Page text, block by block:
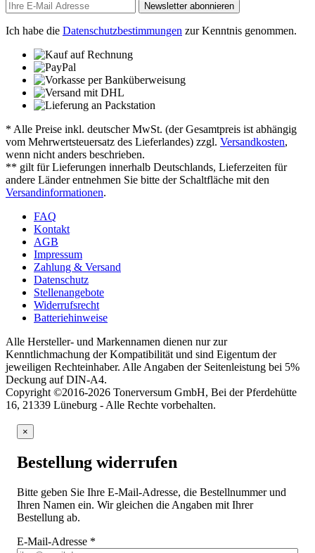
Newsletter abonnieren
Ich habe die Datenschutzbestimmungen zur Kenntnis genommen.
* Alle Preise inkl. deutscher MwSt. (der Gesamtpreis ist abhängig
vom Mehrwertsteuersatz des Lieferlandes) zzgl. Versandkosten,
wenn nicht anders beschrieben.
** gilt für Lieferungen innerhalb Deutschlands, Lieferzeiten für
andere Länder entnehmen Sie bitte der Schaltfläche mit den
Versandinformationen.
FAQ
Kontakt
AGB
Impressum
Zahlung & Versand
Datenschutz
Stellenangebote
Widerrufsrecht
Batteriehinweise
Alle Hersteller- und Markennamen dienen nur zur
Kenntlichmachung der Kompatibilität und sind Eigentum der
jeweiligen Rechteinhaber. Alle Angaben der Seitenleistung bei 5%
Deckung auf DIN-A4.
Copyright ©2016-2026 Tonerversum GmbH, Bei der Pferdehütte
16, 21339 Lüneburg - Alle Rechte vorbehalten.
×
Bestellung widerrufen
Bitte geben Sie Ihre E-Mail-Adresse, die Bestellnummer und
Ihren Namen ein. Wir gleichen die Angaben mit Ihrer
Bestellung ab.
E-Mail-Adresse *